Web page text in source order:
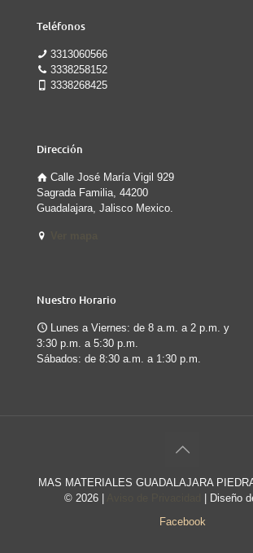
Teléfonos
3313060566
3338258152
3338268425
Dirección
Calle José María Vigil 929
Sagrada Familia, 44200
Guadalajara, Jalisco Mexico.
Nuestro Horario
Lunes a Viernes: de 8 a.m. a 2 p.m. y
3:30 p.m. a 5:30 p.m.
Sábados: de 8:30 a.m. a 1:30 p.m.
MAS MATERIALES GUADALAJARA
© 2026 | | Diseño
Facebook